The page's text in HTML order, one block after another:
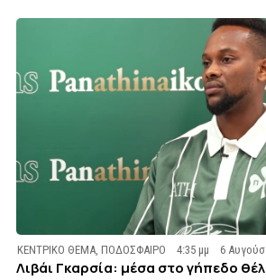
ΚΕΝΤΡΙΚΟ ΘΕΜΑ,ΠΟΔΟΣΦΑΙΡΟ 4:35 μμ 6
Λιβάι Γκαρσία: μέσα στο γήπεδο